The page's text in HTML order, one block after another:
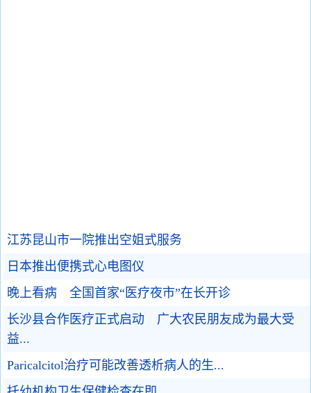
江苏昆山市一院推出空姐式服务
日本推出便携式心电图仪
晚上看病 全国首家“医疗夜市”在长开诊
长沙县合作医疗正式启动 广大农民朋友成为最大受
益...
Paricalcitol治疗可能改善透析病人的生...